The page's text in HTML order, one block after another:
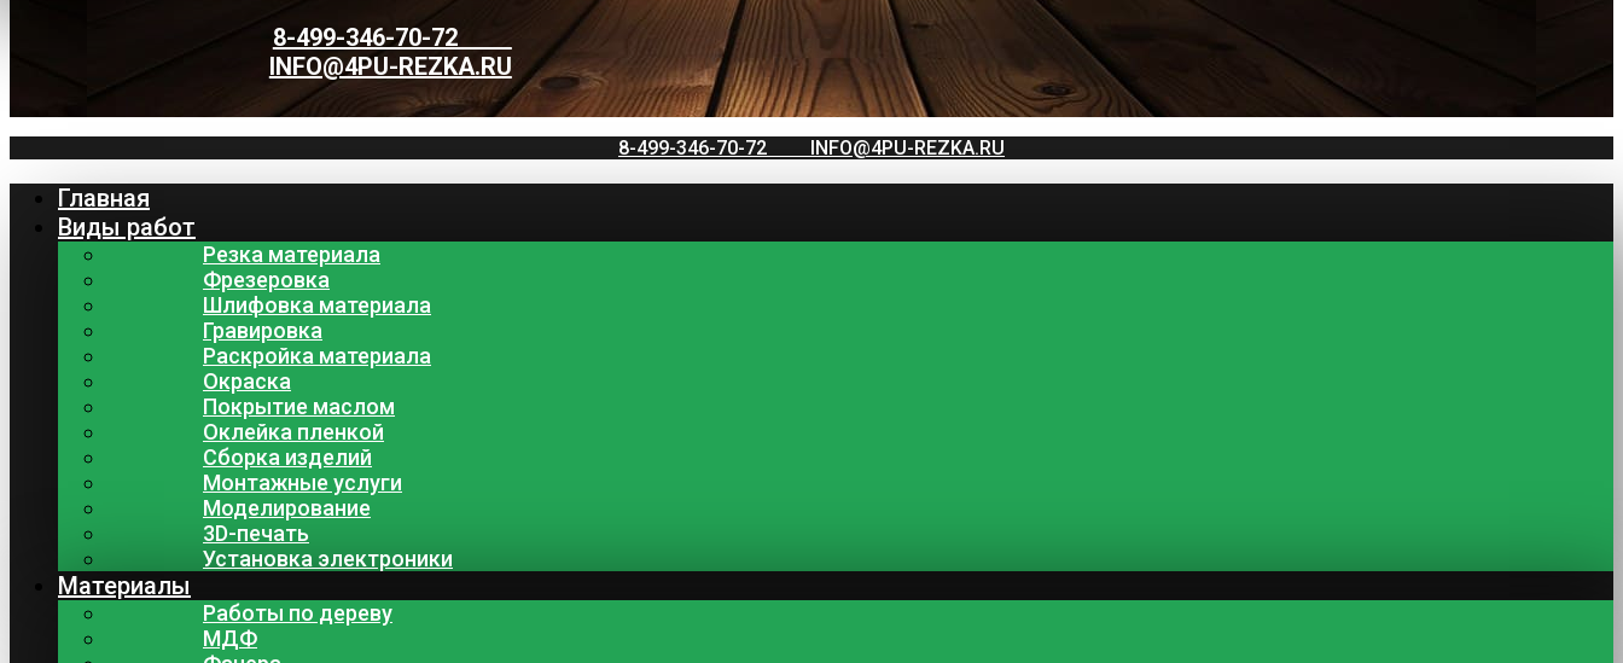
8-499-346-70-72
INFO@4PU-REZKA.RU
8-499-346-70-72 INFO@4PU-REZKA.RU
Главная
Виды работ
Резка материала
Фрезеровка
Шлифовка материала
Гравировка
Раскройка материала
Окраска
Покрытие маслом
Оклейка пленкой
Сборка изделий
Монтажные услуги
Моделирование
3D-печать
Установка электроники
Материалы
Работы по дереву
МДФ